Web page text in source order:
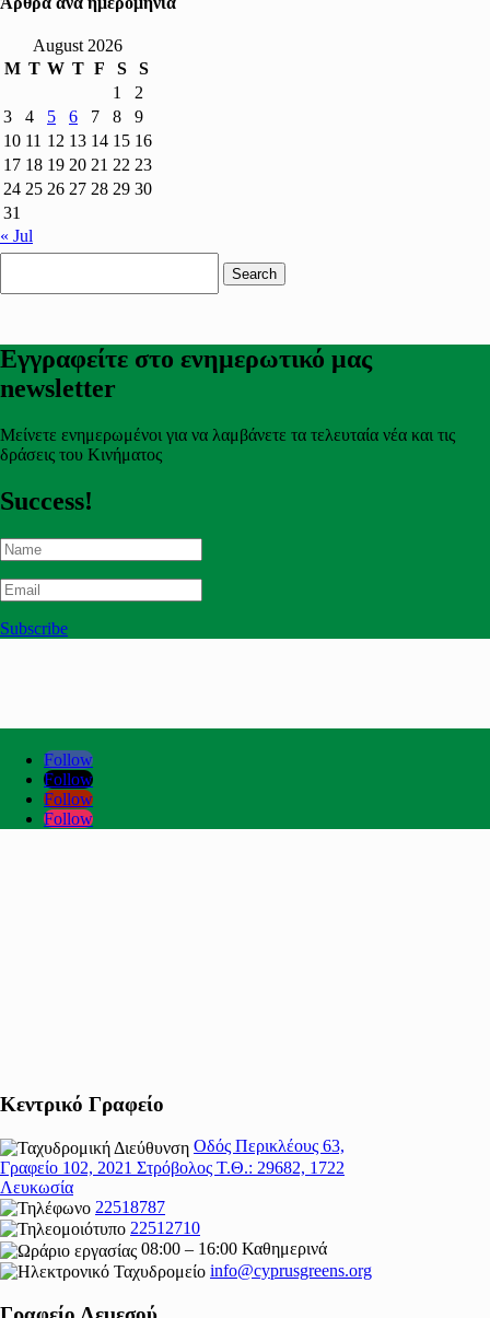
August 2026
M T W T F S
S
1
2
3
4 5 6 7 8
9
10 11 12 13 14 15 16
17 18 19 20 21 22 23
24 25 26 27 28 29 30
31
« Jul
Εγγραφείτε στο ενημερωτικό μας
newsletter
Μείνετε ενημερωμένοι για να λαμβάνετε τα τελευταία νέα και τις
δράσεις του Κινήματος
Success!
Subscribe
Follow
Follow
Follow
Follow
Κεντρικό Γραφείο
Οδός Περικλέους 63,
Γραφείο 102, 2021 Στρόβολος Τ.Θ.: 29682, 1722
Λευκωσία
22518787
22512710
08:00 – 16:00 Καθημερινά
info@cyprusgreens.org